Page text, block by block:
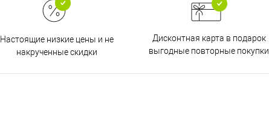
Настоящие низкие цены и не
накрученные скидки
Дисконтная карта в подарок
выгодные повторные покупки